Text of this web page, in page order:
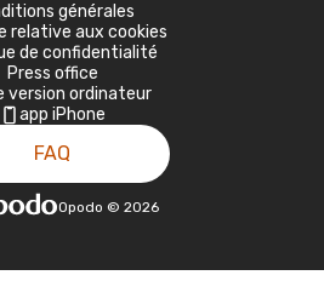
générales
relative aux cookies
de confidentialité
Press office
version ordinateur
app iPhone
FAQ
Opodo © 2026